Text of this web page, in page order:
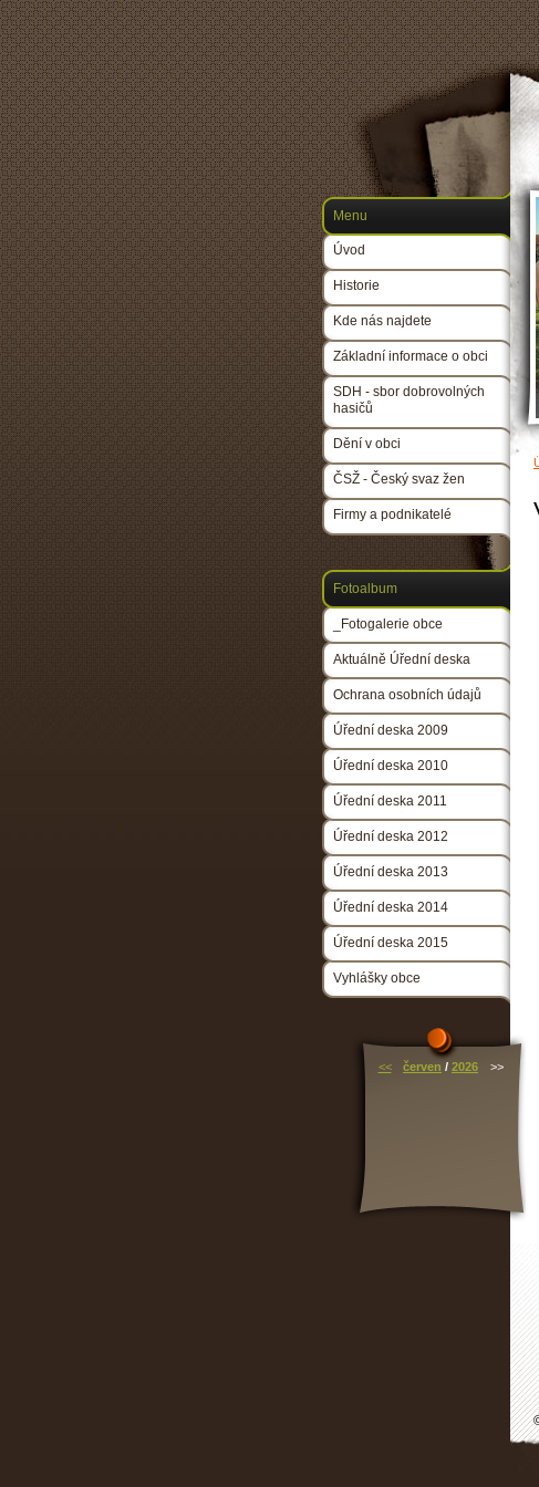
Menu
Úvod
Historie
Kde nás najdete
Základní informace o obci
SDH - sbor dobrovolných
hasičů
Dění v obci
ČSŽ - Český svaz žen
Firmy a podnikatelé
Fotoalbum
_Fotogalerie obce
Aktuálně Úřední deska
Ochrana osobních údajů
Úřední deska 2009
Úřední deska 2010
Úřední deska 2011
Úřední deska 2012
Úřední deska 2013
Úřední deska 2014
Úřední deska 2015
Vyhlášky obce
<< červen / 2026 >>